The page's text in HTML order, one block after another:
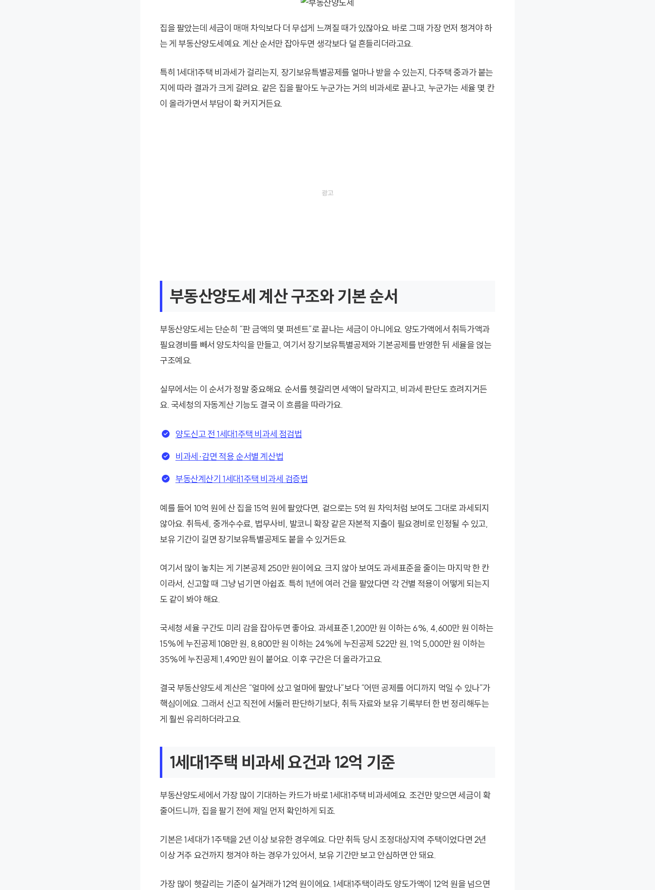
집을 팔았는데 세금이 매매 차익보다 더 무섭게 느껴질 때가 있잖아요. 바로 그때 가장 먼저 챙겨야 하
는 게 부동산양도세예요. 계산 순서만 잡아두면 생각보다 덜 흔들리더라고요.
특히 1세대1주택 비과세가 걸리는지, 장기보유특별공제를 얼마나 받을 수 있는지, 다주택 중과가 붙는
지에 따라 결과가 크게 갈려요. 같은 집을 팔아도 누군가는 거의 비과세로 끝나고, 누군가는 세율 몇 칸
이 올라가면서 부담이 확 커지거든요.
부동산양도세 계산 구조와 기본 순서
부동산양도세는 단순히 “판 금액의 몇 퍼센트”로 끝나는 세금이 아니에요. 양도가액에서 취득가액과
필요경비를 빼서 양도차익을 만들고, 여기서 장기보유특별공제와 기본공제를 반영한 뒤 세율을 얹는
구조예요.
실무에서는 이 순서가 정말 중요해요. 순서를 헷갈리면 세액이 달라지고, 비과세 판단도 흐려지거든
요. 국세청의 자동계산 기능도 결국 이 흐름을 따라가요.
양도신고 전 1세대1주택 비과세 점검법
비과세·감면 적용 순서별 계산법
부동산계산기 1세대1주택 비과세 검증법
예를 들어 10억 원에 산 집을 15억 원에 팔았다면, 겉으로는 5억 원 차익처럼 보여도 그대로 과세되지
않아요. 취득세, 중개수수료, 법무사비, 발코니 확장 같은 자본적 지출이 필요경비로 인정될 수 있고,
보유 기간이 길면 장기보유특별공제도 붙을 수 있거든요.
여기서 많이 놓치는 게 기본공제 250만 원이에요. 크지 않아 보여도 과세표준을 줄이는 마지막 한 칸
이라서, 신고할 때 그냥 넘기면 아쉽죠. 특히 1년에 여러 건을 팔았다면 각 건별 적용이 어떻게 되는지
도 같이 봐야 해요.
국세청 세율 구간도 미리 감을 잡아두면 좋아요. 과세표준 1,200만 원 이하는 6%, 4,600만 원 이하는
15%에 누진공제 108만 원, 8,800만 원 이하는 24%에 누진공제 522만 원, 1억 5,000만 원 이하는
35%에 누진공제 1,490만 원이 붙어요. 이후 구간은 더 올라가고요.
결국 부동산양도세 계산은 “얼마에 샀고 얼마에 팔았나”보다 “어떤 공제를 어디까지 먹일 수 있나”가
핵심이에요. 그래서 신고 직전에 서둘러 판단하기보다, 취득 자료와 보유 기록부터 한 번 정리해두는
게 훨씬 유리하더라고요.
1세대1주택 비과세 요건과 12억 기준
부동산양도세에서 가장 많이 기대하는 카드가 바로 1세대1주택 비과세예요. 조건만 맞으면 세금이 확
줄어드니까, 집을 팔기 전에 제일 먼저 확인하게 되죠.
기본은 1세대가 1주택을 2년 이상 보유한 경우예요. 다만 취득 당시 조정대상지역 주택이었다면 2년
이상 거주 요건까지 챙겨야 하는 경우가 있어서, 보유 기간만 보고 안심하면 안 돼요.
가장 많이 헷갈리는 기준이 실거래가 12억 원이에요. 1세대1주택이라도 양도가액이 12억 원을 넘으면